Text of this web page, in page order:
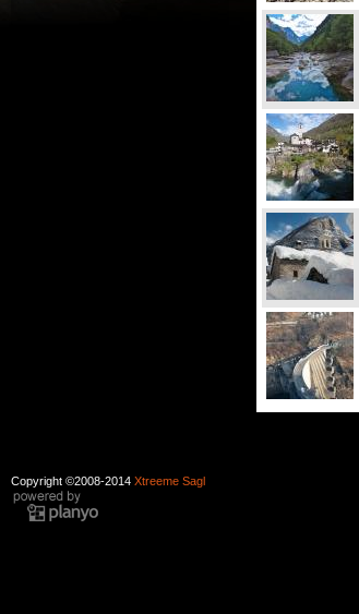
Copyright ©2008-2014 Xtreeme Sagl